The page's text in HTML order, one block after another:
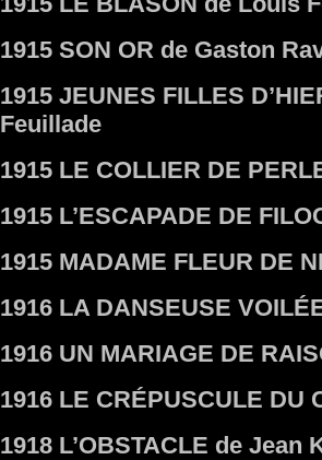
1915 SON OR de Gaston
1915 JEUNES FILLES
Feuillade
1915 LE COLLIER DE
1915 L’ESCAPADE DE
1915 MADAME FLEUR DE
1916 LA DANSEUSE
1916 UN MARIAGE DE
1916 LE CRÉPUSCULE DU
1918 L’OBSTACLE de Jean